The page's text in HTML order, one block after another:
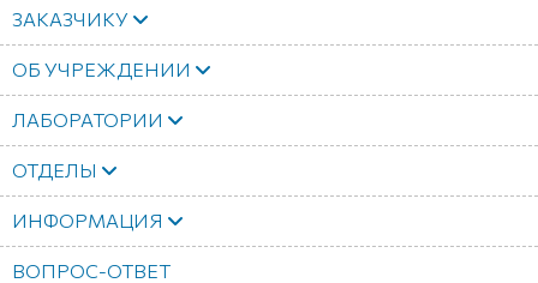
ЗАКАЗЧИКУ
ОБ УЧРЕЖДЕНИИ
ЛАБОРАТОРИИ
ОТДЕЛЫ
ИНФОРМАЦИЯ
ВОПРОС-ОТВЕТ